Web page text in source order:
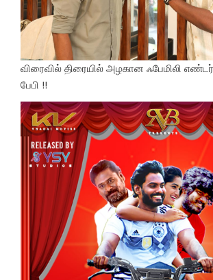
விரைவில் திரையில் அழகான ஃபேமிலி
பேபி !!